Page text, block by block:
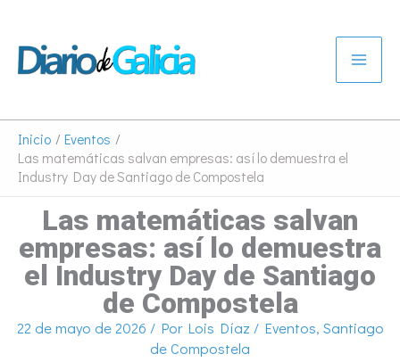
contenido
Inicio
Eventos
Las matemáticas salvan empresas: así lo demuestra el
Industry Day de Santiago de Compostela
Las matemáticas salvan
empresas: así lo demuestra
el Industry Day de Santiago
de Compostela
22 de mayo de 2026 / Por Lois Díaz / Eventos, Santiago
de Compostela